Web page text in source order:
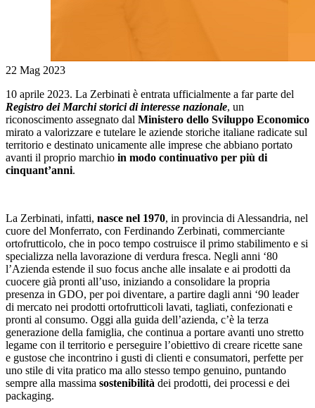
22 Mag 2023
10 aprile 2023. La Zerbinati è entrata ufficialmente a far parte del
Registro dei Marchi storici di interesse nazionale, un
riconoscimento assegnato dal Ministero dello Sviluppo Economico
mirato a valorizzare e tutelare le aziende storiche italiane radicate sul
territorio e destinato unicamente alle imprese che abbiano portato
avanti il proprio marchio in modo continuativo per più di
cinquant’anni.
La Zerbinati, infatti, nasce nel 1970, in provincia di Alessandria, nel
cuore del Monferrato, con Ferdinando Zerbinati, commerciante
ortofrutticolo, che in poco tempo costruisce il primo stabilimento e si
specializza nella lavorazione di verdura fresca. Negli anni ‘80
l’Azienda estende il suo focus anche alle insalate e ai prodotti da
cuocere già pronti all’uso, iniziando a consolidare la propria
presenza in GDO, per poi diventare, a partire dagli anni ‘90 leader
di mercato nei prodotti ortofrutticoli lavati, tagliati, confezionati e
pronti al consumo. Oggi alla guida dell’azienda, c’è la terza
generazione della famiglia, che continua a portare avanti uno stretto
legame con il territorio e perseguire l’obiettivo di creare ricette sane
e gustose che incontrino i gusti di clienti e consumatori, perfette per
uno stile di vita pratico ma allo stesso tempo genuino, puntando
sempre alla massima sostenibilità dei prodotti, dei processi e dei
packaging.